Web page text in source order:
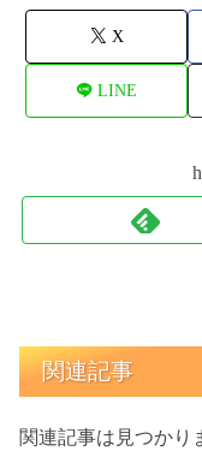
X
LINE
関連記事
関連記事は見つかり